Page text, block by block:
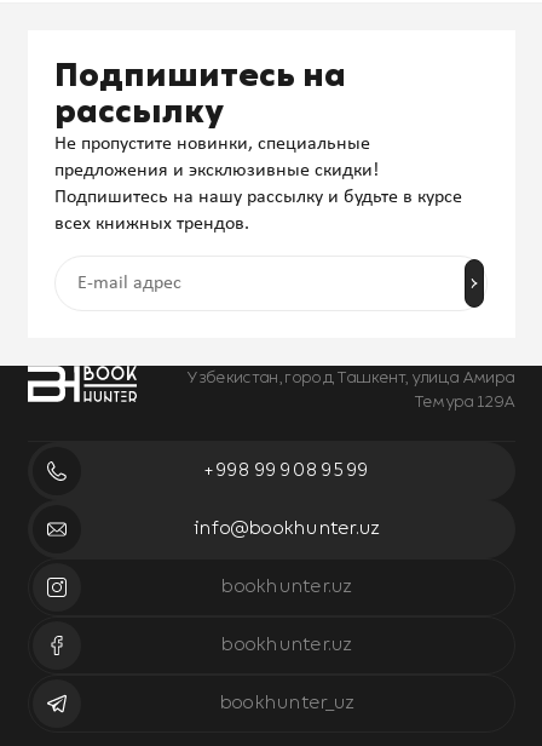
Узбекистан, город Ташкент, улица Амира
Темура 129А
+998 99 908 95 99
info@bookhunter.uz
bookhunter.uz
bookhunter.uz
bookhunter_uz
Подпишитесь на
рассылку
Не пропустите новинки, специальные
предложения и эксклюзивные скидки!
Подпишитесь на нашу рассылку и будьте в курсе
всех книжных трендов.